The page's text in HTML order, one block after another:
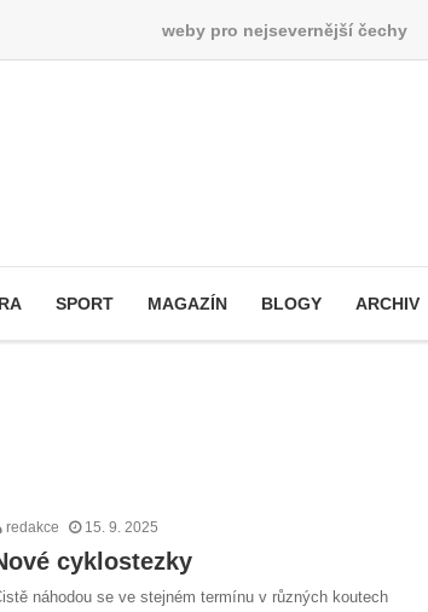
weby pro nejsevernější čechy
SPORT MAGAZÍN BLOGY ARCHIV
redakce 15. 9. 2025
cyklostezky
náhodou se ve stejném termínu v různých koutech